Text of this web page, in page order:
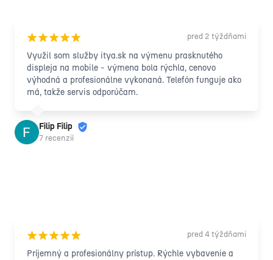
¡¡¡¡¡ pred 2 týždňami
Využil som služby itya.sk na výmenu prasknutého
displeja na mobile - výmena bola rýchla, cenovo
výhodná a profesionálne vykonaná. Telefón funguje ako
má, takže servis odporúčam.
Filip Filip
7 recenzií
¡¡¡¡¡ pred 4 týždňami
Príjemný a profesionálny prístup. Rýchle vybavenie a